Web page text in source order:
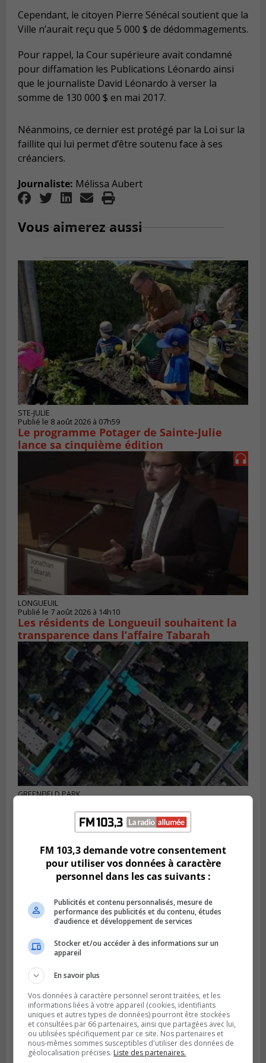
Cependant, le citoyen Pierre Sénécal soutient que la
Ville n’aurait reçu que 5 000 $ de dédommagements.
Pour rappel, la Cour supérieure avait condamné
pour diffamation les Publications Léonardo ainsi
que le journaliste David Léonardo à verser la
somme de 130 000 $ en mai 2017.
Néanmoins, ce dernier est protégé par la Loi sur la
faillite qui lui permet d’être soutenu face à ses
créanciers.
Journaliste: Mélissa Aubert
Vous aimerez aussi
STE-JULIE
Publié le 8 août 2026 à 07h59
Le programme Potager de Sainte-Julie
lance sa cinquième édition
LONGUEUIL
Publié le 7 août 2026 à 14h10
Les résidents de Longueuil souhaitent la
transparence dans l’affaire Tabarah
GREENFIELD PARK
Greenfield Park veut s’armer contre les
SAINT-HUBERT
Publié le 6 août 2026 à 09h39
Longueuil injecte 1,5 M$ pour moderniser
deux stations de pompage
FM 103,3 demande votre consentement
pour utiliser vos données à caractère
personnel dans les cas suivants :
Publicités et contenu personnalisés, mesure de
performance des publicités et du contenu, études
d’audience et développement de services
Stocker et/ou accéder à des informations sur un
appareil
En savoir plus
Vos données à caractère personnel seront traitées, et les
informations liées à votre appareil (cookies, identifiants
uniques et autres types de données) pourront être stockées
et consultées par 66 partenaires, ainsi que partagées avec lui,
ou utilisées spécifiquement par ce site. Nos partenaires et
nous-mêmes sommes susceptibles d'utiliser des données de
géolocalisation précises. Liste des partenaires.